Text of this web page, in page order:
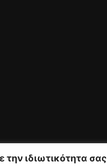
την ιδιωτικότητα σας